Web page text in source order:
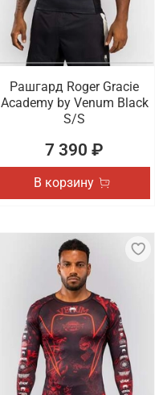
Рашгард Roger Gracie
Academy by Venum Black
S/S
7 390 ₽
В корзину